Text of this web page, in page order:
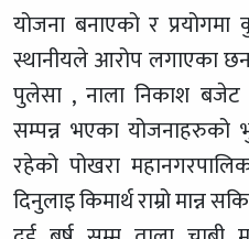
योजना बनाएको र प्रयोगमा
स्थानीयले आरोप लगाएका
पुलेसा , नाला निकाश बजेट
सम्पन्न भएका योजनाहरुको
रहेको पोखरा
दिनुलाइ किमार्थ राम्रो मान्न